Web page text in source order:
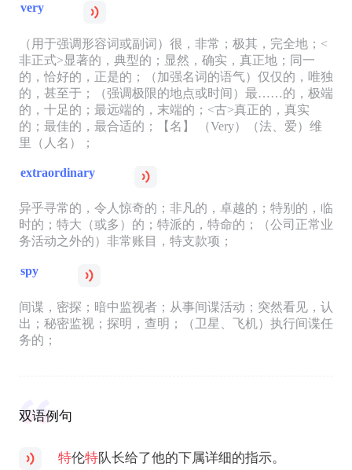
very
（用于强调形容词或副词）很，非常；极其，完全地；<
非正式>显著的，典型的；显然，确实，真正地；同一
的，恰好的，正是的；（加强名词的语气）仅仅的，唯独
的，甚至于；（强调极限的地点或时间）最……的，极端
的，十足的；最远端的，末端的；<古>真正的，真实
的；最佳的，最合适的；【名】 （Very）（法、爱）维
里（人名）；
extraordinary
异乎寻常的，令人惊奇的；非凡的，卓越的；特别的，临
时的；特大（或多）的；特派的，特命的；（公司正常业
务活动之外的）非常账目，特支款项；
spy
间谍，密探；暗中监视者；从事间谍活动；突然看见，认
出；秘密监视；探明，查明；（卫星、飞机）执行间谍任
务的；
双语例句
特伦特队长给了他的下属详细的指示。